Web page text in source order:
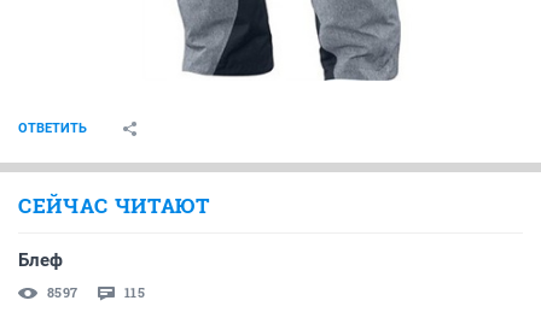
ОТВЕТИТЬ
СЕЙЧАС ЧИТАЮТ
Блеф
8597 115